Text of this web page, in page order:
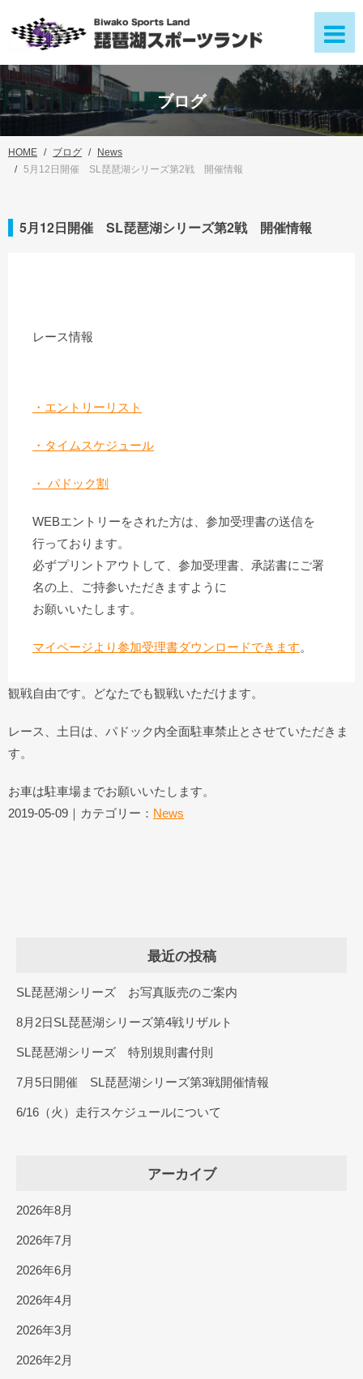
ブログ
HOME ブログ
News
5月12日開催 SL琵琶湖シリーズ第2戦 開催情報
5月12日開催 SL琵琶湖シリーズ第2戦 開催情報
レース情報
・エントリーリスト
・タイムスケジュール
・ パドック割
WEBエントリーをされた方は、参加受理書の送信を
行っております。
必ずプリントアウトして、参加受理書、承諾書にご署
名の上、ご持参いただきますように
お願いいたします。
マイページより参加受理書ダウンロードできます。
観戦自由です。どなたでも観戦いただけます。
レース、土日は、パドック内全面駐車禁止とさせていただきま
す。
お車は駐車場までお願いいたします。
2019-05-09｜カテゴリー： News
最近の投稿
SL琵琶湖シリーズ お写真販売のご案内
8月2日SL琵琶湖シリーズ第4戦リザルト
SL琵琶湖シリーズ 特別規則書付則
7月5日開催 SL琵琶湖シリーズ第3戦開催情報
6/16（火）走行スケジュールについて
アーカイブ
2026年8月
2026年7月
2026年6月
2026年4月
2026年3月
2026年2月